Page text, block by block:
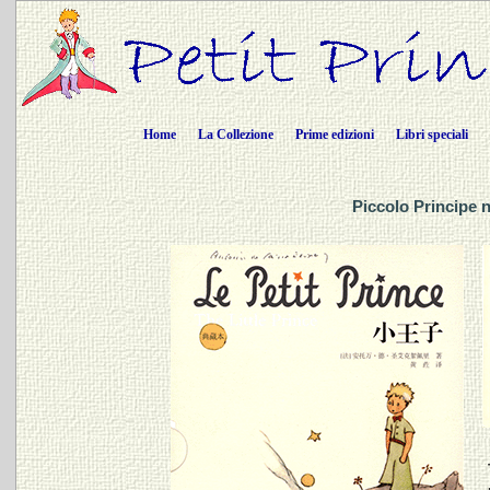
Home La Collezione Prime edizioni Libri speciali
Piccolo Principe